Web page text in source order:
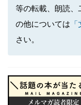
等の転載、朗読、
の他については
さい。